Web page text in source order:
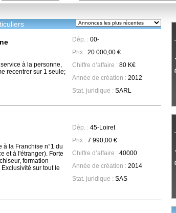
Dép. :00-
Prix :20 000,00 €
Chiffre d’affaire :80 K€
Année de création :2012
Stat. juridique :SARL
à la personne,
recentrer sur 1 seule;
Dép. :45-Loiret
Prix :7 990,00 €
Chiffre d’affaire :40000
Année de création :2014
Stat. juridique :SAS
à la Franchise n°1 du
et à l'étranger). Forte
formation
sur tout le